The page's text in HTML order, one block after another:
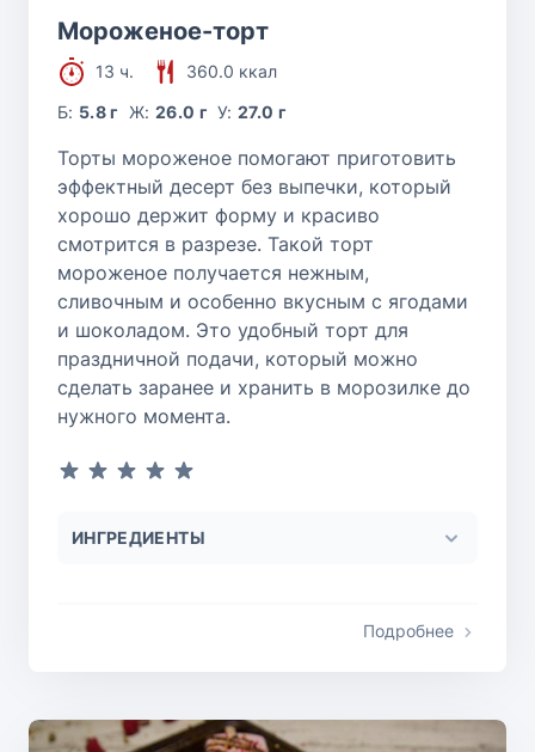
Мороженое-торт
13 ч.
360.0 ккал
Б: 5.8 г Ж: 26.0 г У:27.0 г
Торты мороженое помогают приготовить
эффектный десерт без выпечки, который
хорошо держит форму и красиво
смотрится в разрезе. Такой торт
мороженое получается нежным,
сливочным и особенно вкусным с ягодами
и шоколадом. Это удобный торт для
праздничной подачи, который можно
сделать заранее и хранить в морозилке до
нужного момента.
ИНГРЕДИЕНТЫ
Подробнее